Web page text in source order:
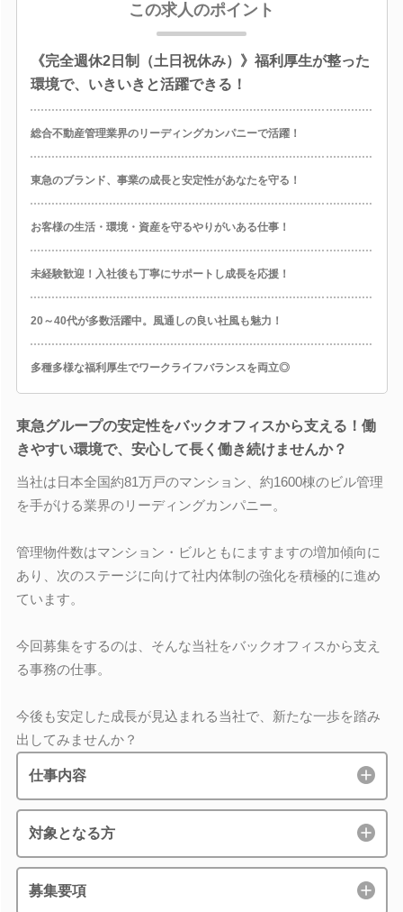
この求人のポイント
《完全週休2日制（土日祝休み）》福利厚生が整った
環境で、いきいきと活躍できる！
総合不動産管理業界のリーディングカンパニーで活躍！
東急のブランド、事業の成長と安定性があなたを守る！
お客様の生活・環境・資産を守るやりがいある仕事！
未経験歓迎！入社後も丁寧にサポートし成長を応援！
20～40代が多数活躍中。風通しの良い社風も魅力！
多種多様な福利厚生でワークライフバランスを両立◎
東急グループの安定性をバックオフィスから支える！働
きやすい環境で、安心して長く働き続けませんか？
当社は日本全国約81万戸のマンション、約1600棟のビル管理
を手がける業界のリーディングカンパニー。
管理物件数はマンション・ビルともにますますの増加傾向に
あり、次のステージに向けて社内体制の強化を積極的に進め
ています。
今回募集をするのは、そんな当社をバックオフィスから支え
る事務の仕事。
今後も安定した成長が見込まれる当社で、新たな一歩を踏み
出してみませんか？
仕事内容
対象となる方
募集要項